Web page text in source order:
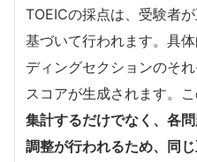
TOEICの採点は、受験者
基づいて行われます。具
ディングセクションのそ
スコアが生成されます。こ
集計するだけでなく、各
調整が行われるため、同